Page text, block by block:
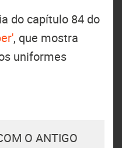
do capítulo 84 do
, que mostra
uniformes
O ANTIGO